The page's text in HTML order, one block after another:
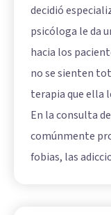
decidió
psicóloga le da
hacia los
no se sienten
terapia que ella
En la consulta
comúnmente
fobias, las